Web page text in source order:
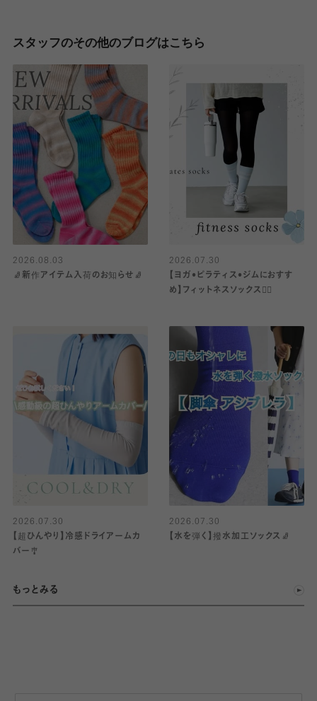
スタッフのその他のブログはこちら
2026.08.03
🧦新作アイテム入荷のお知らせ🧦
2026.07.30
【ヨガ•ピラティス•ジムにおすす
め】フィットネスソックス🧘‍♀️
2026.07.30
【超ひんやり】冷感ドライアームカ
バー🎐
2026.07.30
【水を弾く】撥水加工ソックス🧦
もっとみる